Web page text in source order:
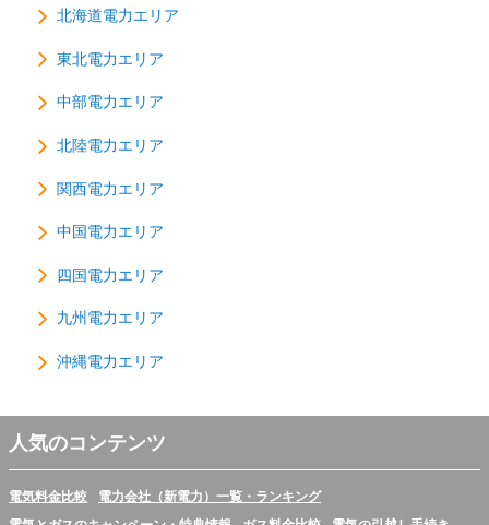
北海道電力エリア
東北電力エリア
中部電力エリア
北陸電力エリア
関西電力エリア
中国電力エリア
四国電力エリア
九州電力エリア
沖縄電力エリア
人気のコンテンツ
電気料金比較
電力会社（新電力）一覧・ランキング